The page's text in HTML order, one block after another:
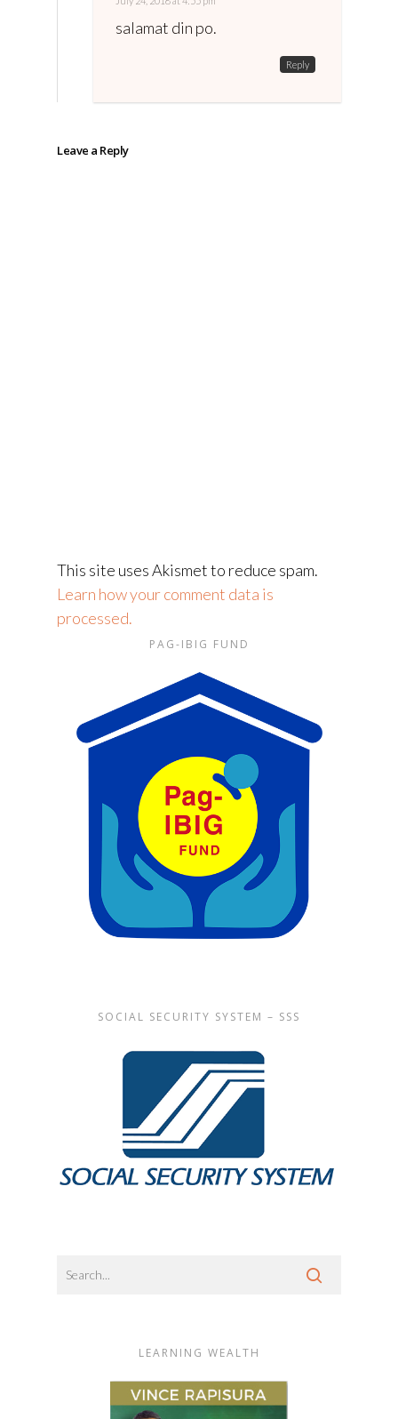
salamat din po.
Reply
Leave a Reply
This site uses Akismet to reduce spam.
Learn how your comment data is
processed.
PAG-IBIG FUND
SOCIAL SECURITY SYSTEM – SSS
LEARNING WEALTH